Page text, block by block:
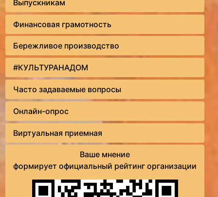
Выпускникам
Финансовая грамотность
Бережливое производство
#КУЛЬТУРАНАДОМ
Часто задаваемые вопросы
Онлайн-опрос
Виртуальная приемная
Ваше мнение
формирует официальный рейтинг организации